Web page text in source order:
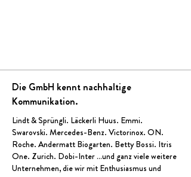
Die GmbH kennt nachhaltige
Kommunikation.
Lindt & Sprüngli. Läckerli Huus. Emmi.
Swarovski. Mercedes-Benz. Victorinox. ON.
Roche. Andermatt Biogarten. Betty Bossi. Itris
One. Zurich. Dobi-Inter…und ganz viele weitere
Unternehmen, die wir mit Enthusiasmus und